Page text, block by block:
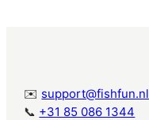
✉️ support@fishfun.nl
📞 +31 85 086 1344